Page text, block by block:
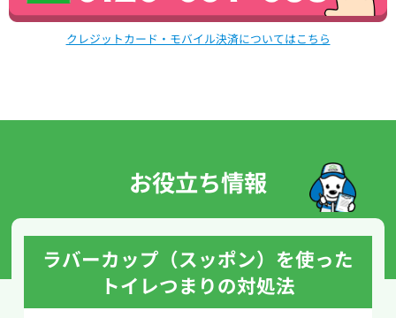
クレジットカード・モバイル決済についてはこちら
お役立ち情報
ラバーカップ（スッポン）を使った
トイレつまりの対処法